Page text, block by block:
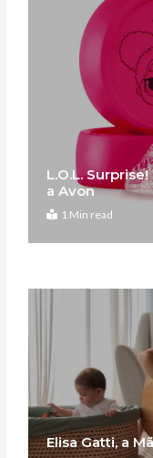
L.O.L.
a Avon
1 Min read
Elisa Gatti, a